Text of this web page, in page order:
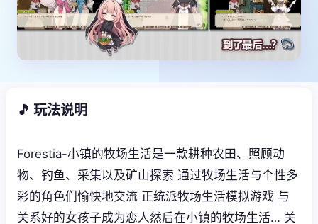
🎵 玩法说明
Forestia-小镇的牧场生活是一款耕种农田、照顾动
物、钓鱼、采集以及矿山探索 通过牧场生活与个性多
彩的角色们愉快地交流 正统派牧场生活模拟游戏 与
关系好的女孩子成为恋人然后在小镇的牧场生活… 关